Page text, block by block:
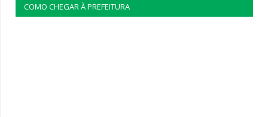
COMO CHEGAR À PREFEITURA